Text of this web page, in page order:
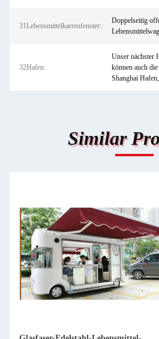
31Lebensmittelkarrenfenster::
Doppelseitig
32Hafen:
Unser nächster
können auch
Shanghai
Similar